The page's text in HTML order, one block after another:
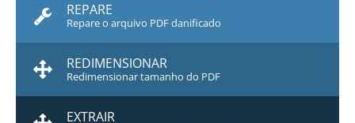
REPARE
Repare o arquivo PDF danificado
REDIMENSIONAR
Redimensionar tamanho do PDF
EXTRAIR